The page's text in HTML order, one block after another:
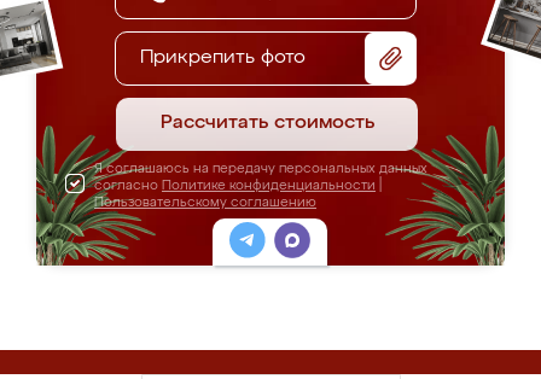
Прикрепить фото
Рассчитать стоимость
Я соглашаюсь на передачу персональных данных
согласно Политике конфиденциальности
Пользовательскому соглашению